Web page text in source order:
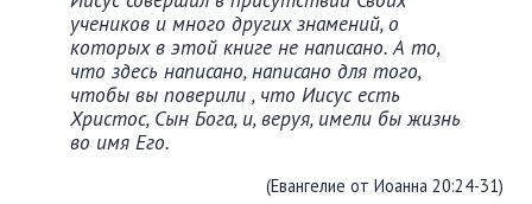
учеников и много других знамений, о
которых в этой книге не написано. А то,
что здесь написано, написано для того,
чтобы вы поверили , что Иисус есть
Христос, Сын Бога, и, веруя, имели бы жизнь
во имя Его.
(Евангелие от Иоанна 20:24-31)